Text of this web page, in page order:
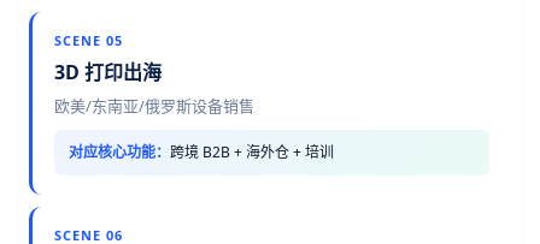
SCENE 05
3D 打印出海
欧美/东南亚/俄罗斯设备销售
对应核心功能： 跨境 B2B + 海外仓 + 培训
SCENE 06